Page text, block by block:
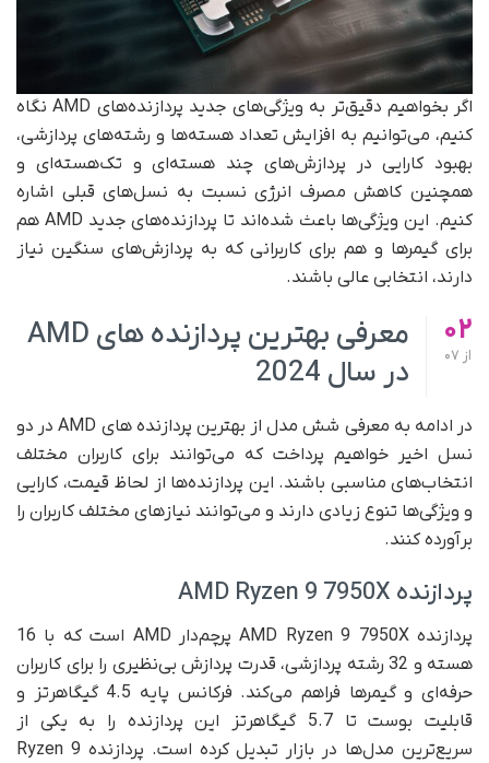
اگر بخواهیم دقیق‌تر به ویژگی‌های جدید پردازنده‌های AMD نگاه
کنیم، می‌توانیم به افزایش تعداد هسته‌ها و رشته‌های پردازشی،
بهبود کارایی در پردازش‌های چند هسته‌ای و تک‌هسته‌ای و
همچنین کاهش مصرف انرژی نسبت به نسل‌های قبلی اشاره
کنیم. این ویژگی‌ها باعث شده‌اند تا پردازنده‌های جدید AMD هم
برای گیمرها و هم برای کاربرانی که به پردازش‌های سنگین نیاز
دارند، انتخابی عالی باشند.
02
از
معرفی بهترین پردازنده های AMD
در سال 2024
در ادامه به معرفی شش مدل از بهترین پردازنده های AMD در دو
نسل اخیر خواهیم پرداخت که می‌توانند برای کاربران مختلف
انتخاب‌های مناسبی باشند. این پردازنده‌ها از لحاظ قیمت، کارایی
و ویژگی‌ها تنوع زیادی دارند و می‌توانند نیازهای مختلف کاربران را
برآورده کنند.
پردازنده AMD Ryzen 9 7950X
پردازنده AMD Ryzen 9 7950X پرچم‌دار AMD است که با 16
هسته و 32 رشته پردازشی، قدرت پردازش بی‌نظیری را برای کاربران
حرفه‌ای و گیمرها فراهم می‌کند. فرکانس پایه 4.5 گیگاهرتز و
قابلیت بوست تا 5.7 گیگاهرتز این پردازنده را به یکی از
سریع‌ترین مدل‌ها در بازار تبدیل کرده است. پردازنده Ryzen 9